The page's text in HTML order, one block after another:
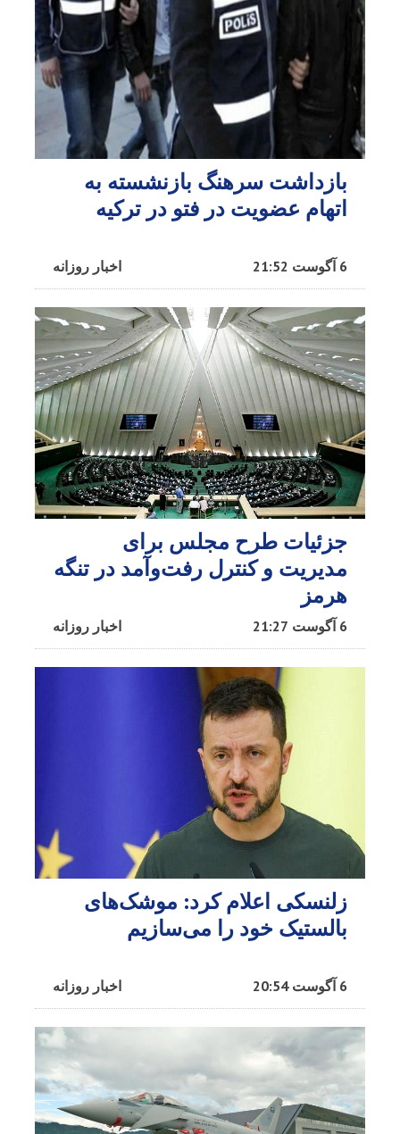
بازداشت سرهنگ بازنشسته به
اتهام عضویت در فتو در ترکیه
اخبار روزانه 6 آگوست 21:52
جزئیات طرح مجلس برای
مدیریت و کنترل رفت‌وآمد در تنگه
هرمز
اخبار روزانه 6 آگوست 21:27
زلنسکی اعلام کرد: موشک‌های
بالستیک خود را می‌سازیم
اخبار روزانه 6 آگوست 20:54